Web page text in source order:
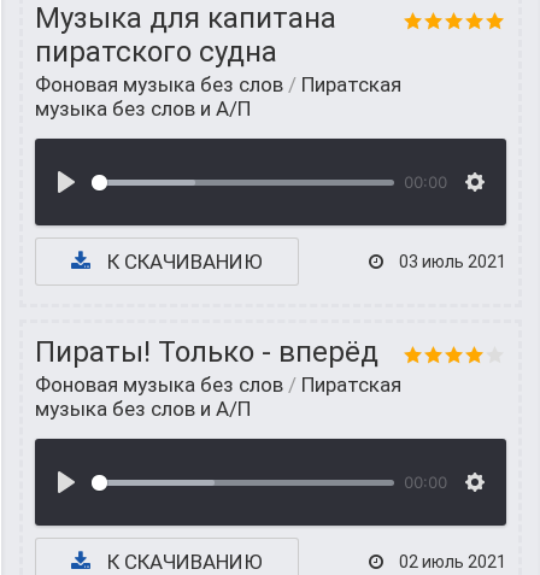
Музыка для капитана
пиратского судна
Фоновая музыка без слов / Пиратская
музыка без слов и А/П
00:00
К СКАЧИВАНИЮ 03 июль 2021
Пираты! Только - вперёд
Фоновая музыка без слов / Пиратская
музыка без слов и А/П
00:00
К СКАЧИВАНИЮ 02 июль 2021